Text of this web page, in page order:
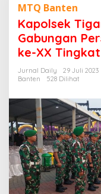
p
o
s
e
k
T
i
a
r
a
k
s
a
P
i
m
MTQ Banten
Kapolsek
Gabungan
ke-XX
Jurnal Daily
29 Juli 2023
Banten
528 Dilihat